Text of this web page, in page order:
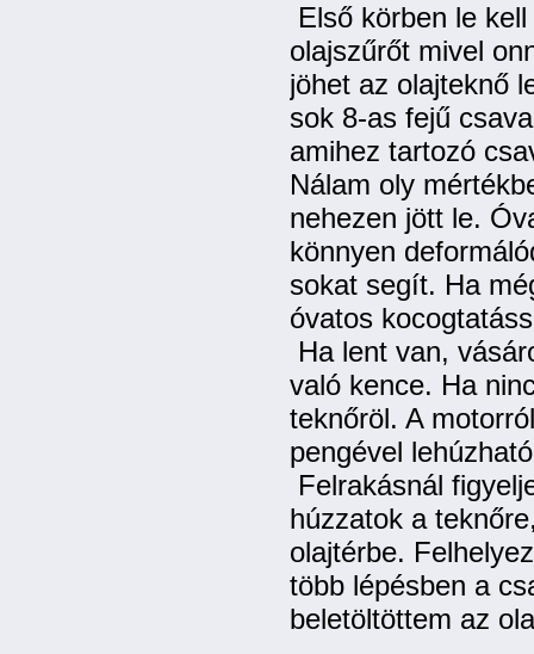
Első körben le
olajszűrőt mivel
jöhet az olajteknő
sok 8-as fejű
amihez tartozó
Nálam oly
nehezen jött le.
könnyen
sokat segít. Ha
óvatos
Ha lent van,
való kence. Ha
teknőröl. A
pengével
Felrakásnál
húzzatok a
olajtérbe.
több lépésben a
beletöltöttem az